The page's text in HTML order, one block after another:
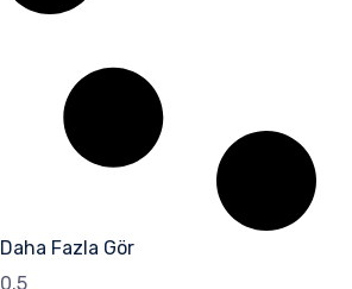
Daha Fazla Gör